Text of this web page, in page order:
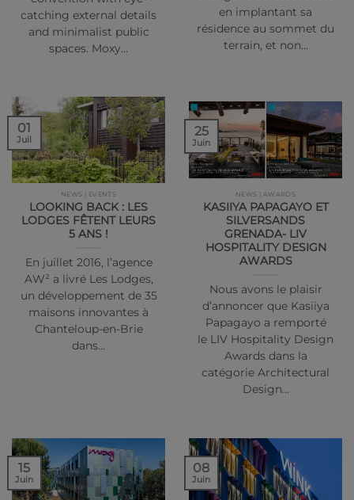
catching external details
and minimalist public
spaces. Moxy…
en implantant sa
résidence au sommet du
terrain, et non…
NEWS | EVENTS
LOOKING BACK : LES
LODGES FÊTENT LEURS
5 ANS !
En juillet 2016, l’agence
AW² a livré Les Lodges,
un développement de 35
maisons innovantes à
Chanteloup-en-Brie
dans…
01
Juil
NEWS | AWARDS
KASIIYA PAPAGAYO ET
SILVERSANDS
GRENADA- LIV
HOSPITALITY DESIGN
AWARDS
Nous avons le plaisir
d’annoncer que Kasiiya
Papagayo a remporté
le LIV Hospitality Design
Awards dans la
catégorie Architectural
Design…
25
Juin
15
Juin
08
Juin